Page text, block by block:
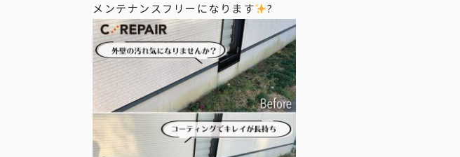
メンテナンスフリーになります
?